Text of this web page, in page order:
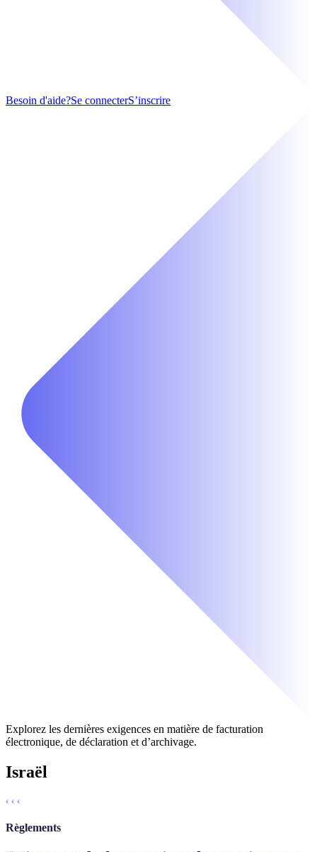
Besoin d'aide?Se connecterS’inscrire
Explorez les dernières exigences en matière de facturation
électronique, de déclaration et d’archivage.
Israël
Règlements